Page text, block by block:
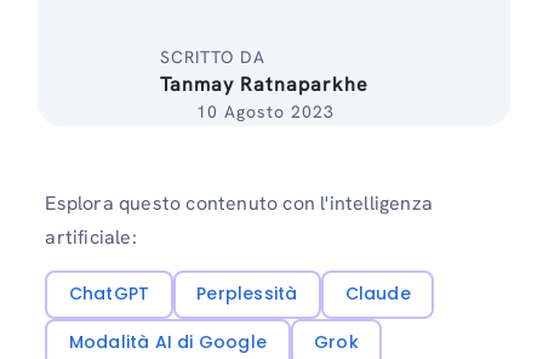
SCRITTO DA
Tanmay Ratnaparkhe
10 Agosto 2023
Esplora questo contenuto con l'intelligenza
artificiale:
ChatGPT Perplessità
Claude
Modalità AI di Google
Grok